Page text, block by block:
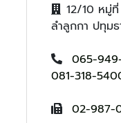
12/10 หมู่
ลำลูกกา ปทุมธ
065-
081-318-
02-987-